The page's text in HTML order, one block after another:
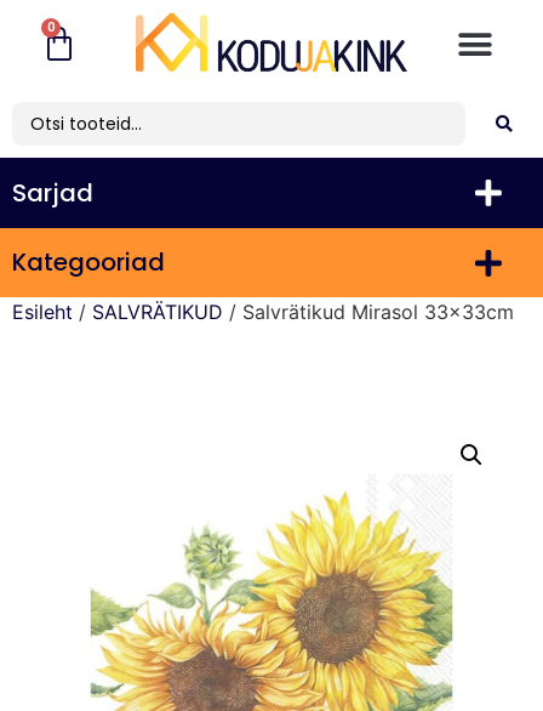
0
Sarjad
Kategooriad
Esileht / SALVRÄTIKUD / Salvrätikud Mirasol 33x33cm